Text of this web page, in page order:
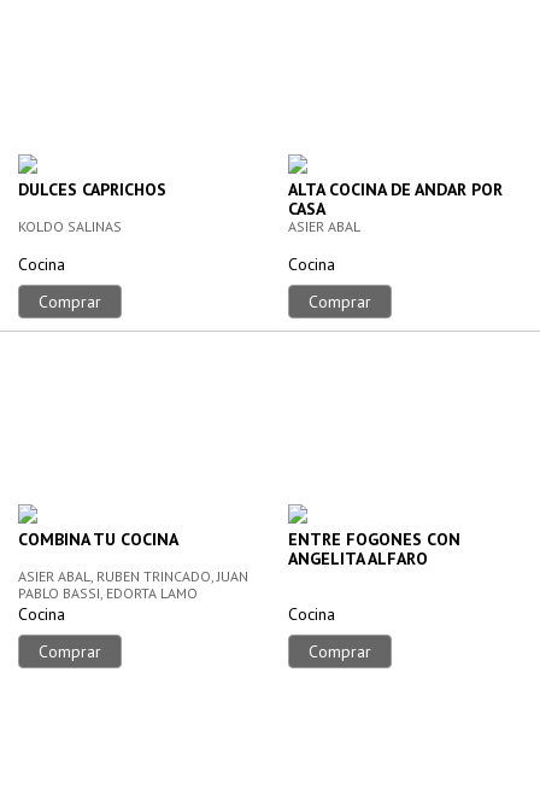
DULCES CAPRICHOS
KOLDO SALINAS
Cocina
Comprar
ALTA COCINA DE ANDAR POR
CASA
ASIER ABAL
Cocina
Comprar
COMBINA TU COCINA
ASIER ABAL, RUBEN TRINCADO, JUAN
PABLO BASSI, EDORTA LAMO
Cocina
Comprar
ENTRE FOGONES CON
ANGELITA ALFARO
Cocina
Comprar